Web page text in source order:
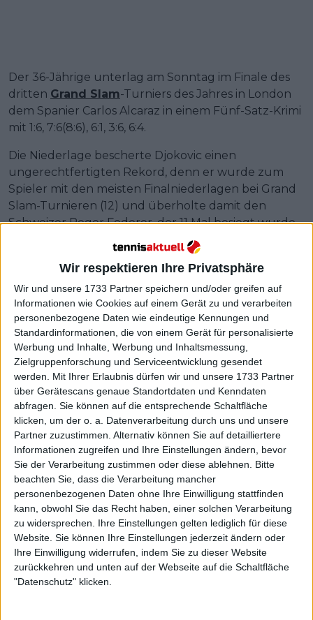
Wir respektieren Ihre Privatsphäre
Wir und unsere 1733 Partner speichern und/oder greifen auf
Informationen wie Cookies auf einem Gerät zu und verarbeiten
personenbezogene Daten wie eindeutige Kennungen und
Standardinformationen, die von einem Gerät für personalisierte
Werbung und Inhalte, Werbung und Inhaltsmessung,
Zielgruppenforschung und Serviceentwicklung gesendet
werden.
Mit Ihrer Erlaubnis dürfen wir und unsere 1733 Partner
über Gerätescans genaue Standortdaten und Kenndaten
abfragen. Sie können auf die entsprechende Schaltfläche
klicken, um der o. a. Datenverarbeitung durch uns und unsere
Partner zuzustimmen. Alternativ können Sie auf detailliertere
Informationen zugreifen und Ihre Einstellungen ändern, bevor
Sie der Verarbeitung zustimmen oder diese ablehnen.
Bitte
beachten Sie, dass die Verarbeitung mancher
personenbezogenen Daten ohne Ihre Einwilligung stattfinden
kann, obwohl Sie das Recht haben, einer solchen Verarbeitung
zu widersprechen. Ihre Einstellungen gelten lediglich für diese
Website. Sie können Ihre Einstellungen jederzeit ändern oder
Ihre Einwilligung widerrufen, indem Sie zu dieser Website
zurückkehren und unten auf der Webseite auf die Schaltfläche
"Datenschutz" klicken.
Der 36-Jährige unterlag am Sonntag im Finale des
dritten Grand Slam-Turniers des Jahres in London
dem Spanier Carlos Alcaraz in einem Fünf-Satz-Krimi
mit 1:6, 7:6(8:6), 6:1, 3:6, 6:4.
Die Niederlage bescherte Djokovic einen
ungerechtfertigten Rekord, denn er wurde zum
Spieler mit den meisten Finalniederlagen bei Grand
Slam-Turnieren (12) und überholte damit den
Schweizer Roger Federer, der 11 Mal besiegt wurde.
Weiterlesen
Carlos Alcaraz: "Sie mögen mich
für arrogant halten, aber ich
möchte einer der Besten in der